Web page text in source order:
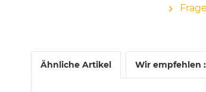
Ähnliche Artikel Wir empfehlen :